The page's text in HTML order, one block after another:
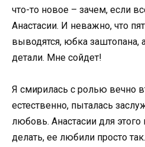
что-то новое – зачем, если
Анастасии. И неважно, что
выводятся, юбка заштопана,
детали. Мне сойдет!
Я смирилась с ролью вечно
естественно, пыталась
любовь. Анастасии для этого
делать, ее любили просто